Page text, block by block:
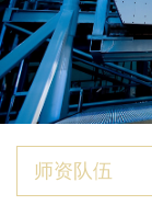
师资队伍